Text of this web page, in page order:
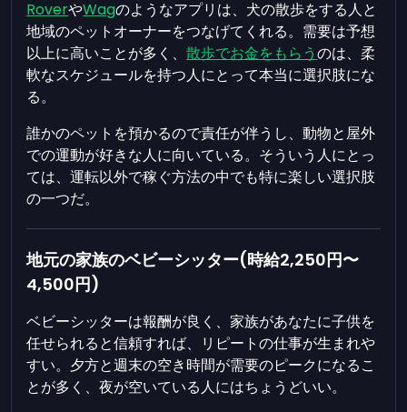
RoverやWagのようなアプリは、犬の散歩をする人と
地域のペットオーナーをつなげてくれる。需要は予想
以上に高いことが多く、散歩でお金をもらうのは、柔
軟なスケジュールを持つ人にとって本当に選択肢にな
る。
誰かのペットを預かるので責任が伴うし、動物と屋外
での運動が好きな人に向いている。そういう人にとっ
ては、運転以外で稼ぐ方法の中でも特に楽しい選択肢
の一つだ。
地元の家族のベビーシッター(時給2,250円〜
4,500円)
ベビーシッターは報酬が良く、家族があなたに子供を
任せられると信頼すれば、リピートの仕事が生まれや
すい。夕方と週末の空き時間が需要のピークになるこ
とが多く、夜が空いている人にはちょうどいい。